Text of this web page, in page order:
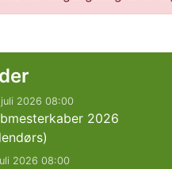
2026 08:00
2026
2026 08:00